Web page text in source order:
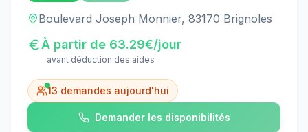
Boulevard Joseph Monnier, 83170 Brignoles
À partir de 63.29€/jour
avant déduction des aides
13 demandes aujourd'hui
Demander les disponibilités